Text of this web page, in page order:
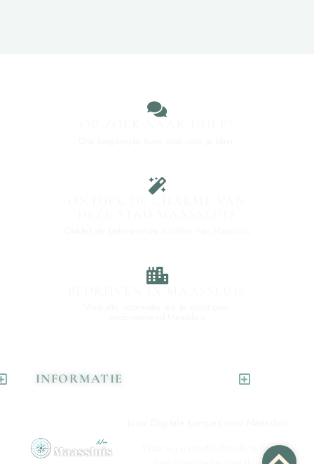
INFORMATIE
Waar wij u rondleiden door het